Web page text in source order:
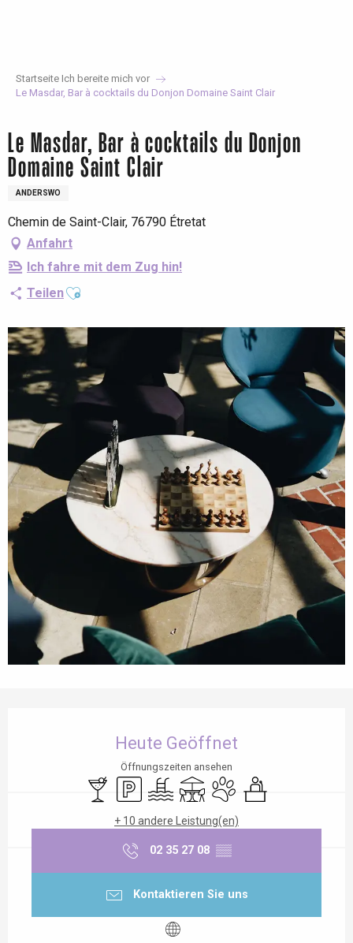
Startseite Ich bereite mich vor
Le Masdar, Bar à cocktails du Donjon Domaine Saint Clair
Le Masdar, Bar à cocktails du Donjon
Domaine Saint Clair
ANDERSWO
Chemin de Saint-Clair, 76790 Étretat
Anfahrt
Ich fahre mit dem Zug hin!
TeilenAjouter aux favoris
Heute Geöffnet
Öffnungszeiten ansehen
Bar / Getränkestand
ParkplatzSchwimmbad
TerrasseTiere erlaubt
Seminare
+ 10 andere Leistung(en)
02 35 27 08 ▒▒
Kontaktieren Sie uns